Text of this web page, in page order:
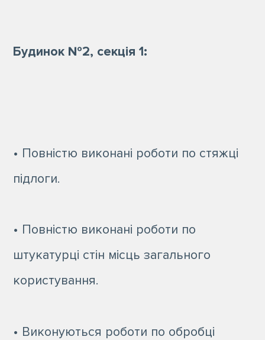
Будинок №2, секція 1:
• Повністю виконані роботи по стяжці
підлоги.
• Повністю виконані роботи по
штукатурці стін місць загального
користування.
• Виконуються роботи по обробці